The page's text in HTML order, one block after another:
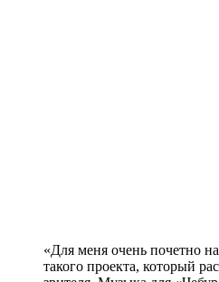
«Для меня очень почетно
такого проекта, который